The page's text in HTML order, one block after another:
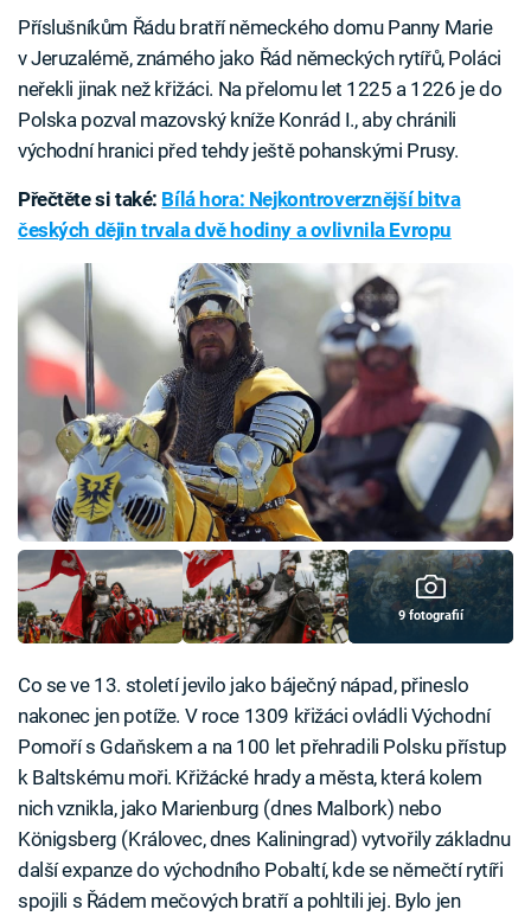
Příslušníkům Řádu bratří německého domu Panny Marie
v Jeruzalémě, známého jako Řád německých rytířů, Poláci
neřekli jinak než křižáci. Na přelomu let 1225 a 1226 je do
Polska pozval mazovský kníže Konrád I., aby chránili
východní hranici před tehdy ještě pohanskými Prusy.
Přečtěte si také: Bílá hora: Nejkontroverznější bitva
českých dějin trvala dvě hodiny a ovlivnila Evropu
9 fotografií
Co se ve 13. století jevilo jako báječný nápad, přineslo
nakonec jen potíže. V roce 1309 křižáci ovládli Východní
Pomoří s Gdaňskem a na 100 let přehradili Polsku přístup
k Baltskému moři. Křižácké hrady a města, která kolem
nich vznikla, jako Marienburg (dnes Malbork) nebo
Königsberg (Královec, dnes Kaliningrad) vytvořily základnu
další expanze do východního Pobaltí, kde se němečtí rytíři
spojili s Řádem mečových bratří a pohltili jej. Bylo jen